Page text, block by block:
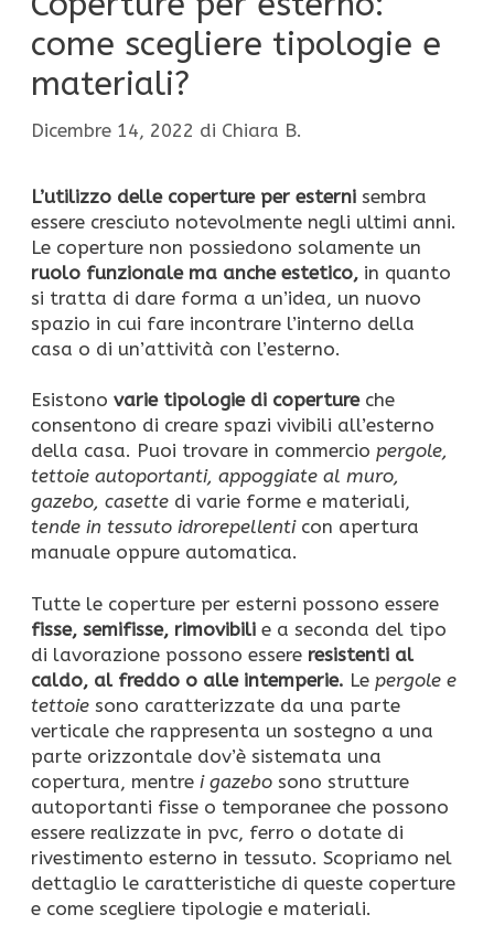
come scegliere tipologie e
materiali?
Dicembre 14, 2022 di Chiara B.
L’utilizzo delle coperture per esterni sembra
essere cresciuto notevolmente negli ultimi anni.
Le coperture non possiedono solamente un
ruolo funzionale ma anche estetico, in quanto
si tratta di dare forma a un’idea, un nuovo
spazio in cui fare incontrare l’interno della
casa o di un’attività con l’esterno.
Esistono varie tipologie di copertureche
consentono di creare spazi vivibili all’esterno
della casa. Puoi trovare in commercio pergole,
tettoie autoportanti, appoggiate al muro,
gazebo, casette di varie forme e materiali,
tende in tessuto idrorepellenticon apertura
manuale oppure automatica.
Tutte le coperture per esterni possono essere
fisse, semifisse, rimovibili e a seconda del tipo
di lavorazione possono essere resistenti al
caldo, al freddo o alle intemperie. Le pergole e
tettoie sono caratterizzate da una parte
verticale che rappresenta un sostegno a una
parte orizzontale dov’è sistemata una
copertura, mentre i gazebo sono strutture
autoportanti fisse o temporanee che possono
essere realizzate in pvc, ferro o dotate di
rivestimento esterno in tessuto. Scopriamo nel
dettaglio le caratteristiche di queste coperture
e come scegliere tipologie e materiali.